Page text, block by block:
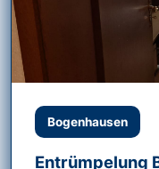
Bogenhausen
Entrümpelung